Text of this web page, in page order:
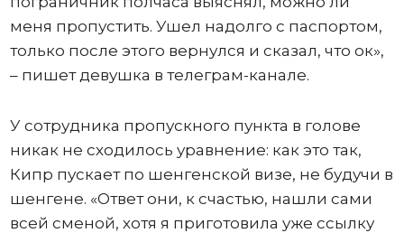
меня пропустить. Ушел надолго с паспортом,
только после этого вернулся и сказал, что ок»,
– пишет девушка в телеграм-канале.
У сотрудника пропускного пункта в голове
никак не сходилось уравнение: как это так,
Кипр пускает по шенгенской визе, не будучи в
шенгене. «Ответ они, к счастью, нашли сами
всей сменой, хотя я приготовила уже ссылку